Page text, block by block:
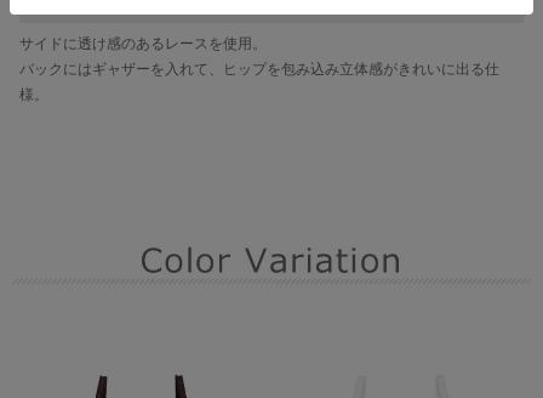
サイドに透け感のあるレースを使用。
バックにはギャザーを入れて、ヒップを包み込み立体感がきれいに出る仕
様。